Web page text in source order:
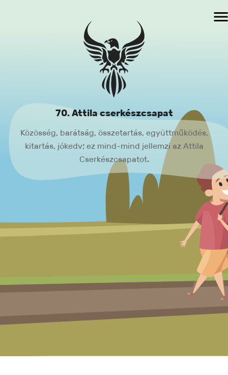
70. Attila cserkészcsapat
Közösség, barátság, összetartás, együttműködés,
kitartás, jókedv; ez mind-mind jellemzi az Attila
Cserkészcsapatot.